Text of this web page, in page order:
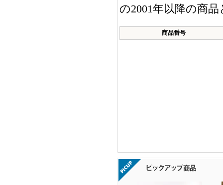
の2001年以降の商
商品番号